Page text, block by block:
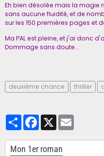
Eh bien désolée mais la magie
sans aucune fluidité, et de
sur les 150 premières pages et
Ma PAL est pleine, et j'ai donc
Dommage sans doute...
deuxième chance thriller
PartagerFacebook
X
Mon 1er roman